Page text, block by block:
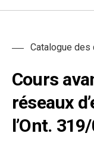
Catalogue des
Cours
réseaux
l’Ont.